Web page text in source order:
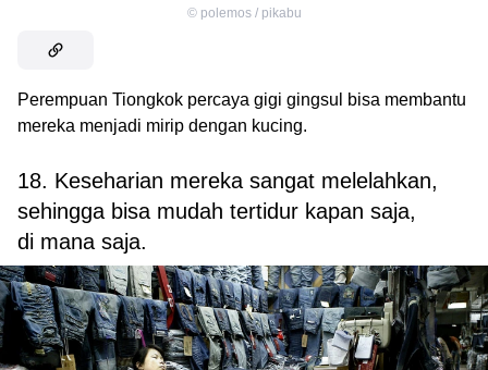
© polemos / pikabu
Perempuan Tiongkok percaya gigi gingsul bisa membantu
mereka menjadi mirip dengan kucing.
18. Keseharian mereka sangat melelahkan,
sehingga bisa mudah tertidur kapan saja,
di mana saja.